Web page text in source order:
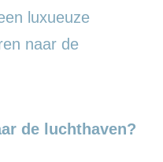
luxueuze
naar de
de luchthaven?